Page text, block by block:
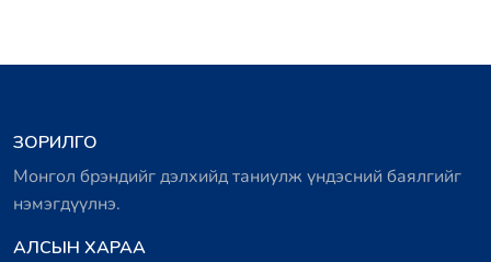
ЗОРИЛГО
Монгол брэндийг дэлхийд таниулж үндэсний баялгийг
нэмэгдүүлнэ.
АЛСЫН ХАРАА